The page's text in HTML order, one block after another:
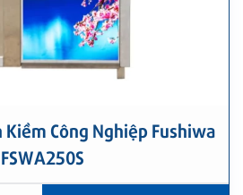
Kiềm Công Nghiệp Fushiwa
FSWA250S